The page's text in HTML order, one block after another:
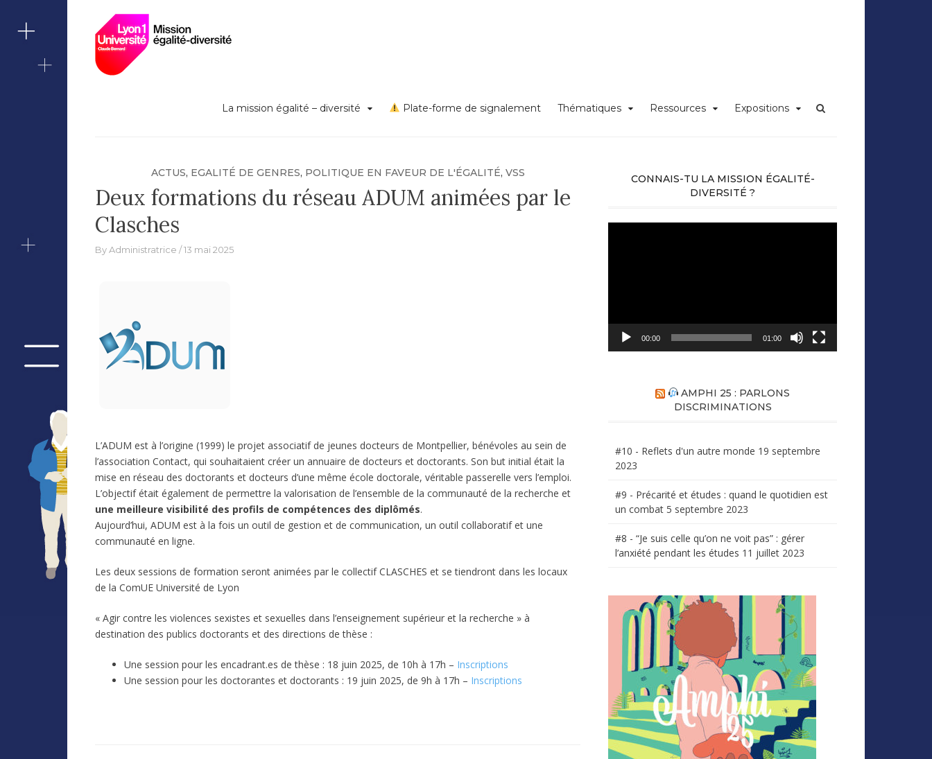
content
La mission égalité – diversité Plate-forme de signalement Thématiques Ressources Expositions
ACTUS, EGALITÉ DE GENRES, POLITIQUE EN FAVEUR DE L'ÉGALITÉ, VSS
Deux formations du réseau ADUM animées par le
Clasches
ByAdministratrice 13 mai 2025
L’ADUM est à l’origine (1999) le projet associatif de jeunes docteurs de Montpellier, bénévoles au sein de
l’association Contact, qui souhaitaient créer un annuaire de docteurs et doctorants. Son but initial était la
mise en réseau des doctorants et docteurs d’une même école doctorale, véritable passerelle vers l’emploi.
L’objectif était également de permettre la valorisation de l’ensemble de la communauté de la recherche et
une meilleure visibilité des profils de compétences des diplômés.
Aujourd’hui, ADUM est à la fois un outil de gestion et de communication, un outil collaboratif et une
communauté en ligne.
Les deux sessions de formation seront animées par le collectif CLASCHES et se tiendront dans les locaux
de la ComUE Université de Lyon
« Agir contre les violences sexistes et sexuelles dans l’enseignement supérieur et la recherche » à
destination des publics doctorants et des directions de thèse :
Une session pour les encadrant.es de thèse : 18 juin 2025, de 10h à 17h – Inscriptions
Une session pour les doctorantes et doctorants : 19 juin 2025, de 9h à 17h – Inscriptions
CONNAIS-TU LA MISSION ÉGALITÉ-
DIVERSITÉ ?
00:00 01:00
AMPHI 25 : PARLONS
DISCRIMINATIONS
#10 - Reflets d'un autre monde 19 septembre
2023
#9 - Précarité et études : quand le quotidien est
un combat 5 septembre 2023
#8 - “Je suis celle qu’on ne voit pas” : gérer
l’anxiété pendant les études 11 juillet 2023